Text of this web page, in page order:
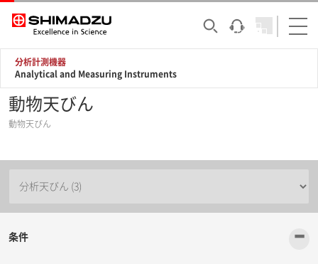
分析計測機器
Analytical and Measuring Instruments
動物天びん
動物天びん
条件 -